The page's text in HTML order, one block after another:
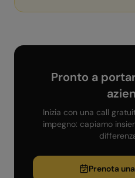
Pronto a
Inizia con una call
impegno: capiamo
Prenota